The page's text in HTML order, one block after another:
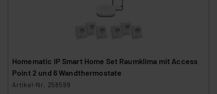
Homematic IP Smart Home Set Raumklima mit Access
Point 2 und 6 Wandthermostate
Artikel-Nr. 258599